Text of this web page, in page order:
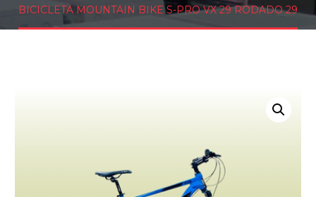
BICICLETA MOUNTAIN BIKE S-PRO VX 29 RODADO 29